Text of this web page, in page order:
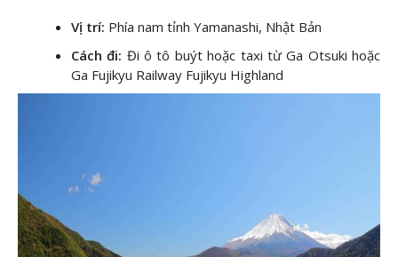
Vị trí: Phía nam tỉnh Yamanashi, Nhật Bản
Cách đi: Đi ô tô buýt hoặc taxi từ Ga Otsuki hoặc
Ga Fujikyu Railway Fujikyu Highland